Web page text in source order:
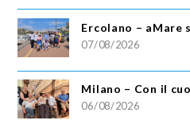
Ercolano – aMare
07/08/2026
Milano – Con il
06/08/2026